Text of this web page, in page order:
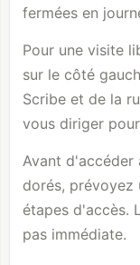
fermées en
Pour une visite
sur le côté
Scribe et de la
vous diriger
Avant d'accéder
dorés, prévoyez
étapes d'accès.
pas immédiate.